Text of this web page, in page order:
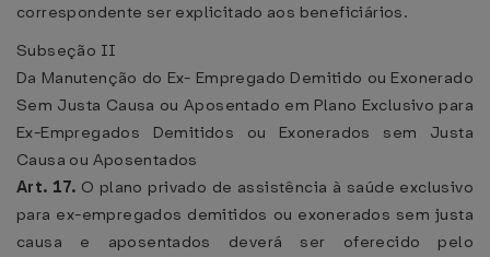
correspondente ser explicitado aos beneficiários.
Subseção II
Da Manutenção do Ex- Empregado Demitido ou Exonerado
Sem Justa Causa ou Aposentado em Plano Exclusivo para
Ex-Empregados Demitidos ou Exonerados sem Justa
Causa ou Aposentados
Art. 17. O plano privado de assistência à saúde exclusivo
para ex-empregados demitidos ou exonerados sem justa
causa e aposentados deverá ser oferecido pelo